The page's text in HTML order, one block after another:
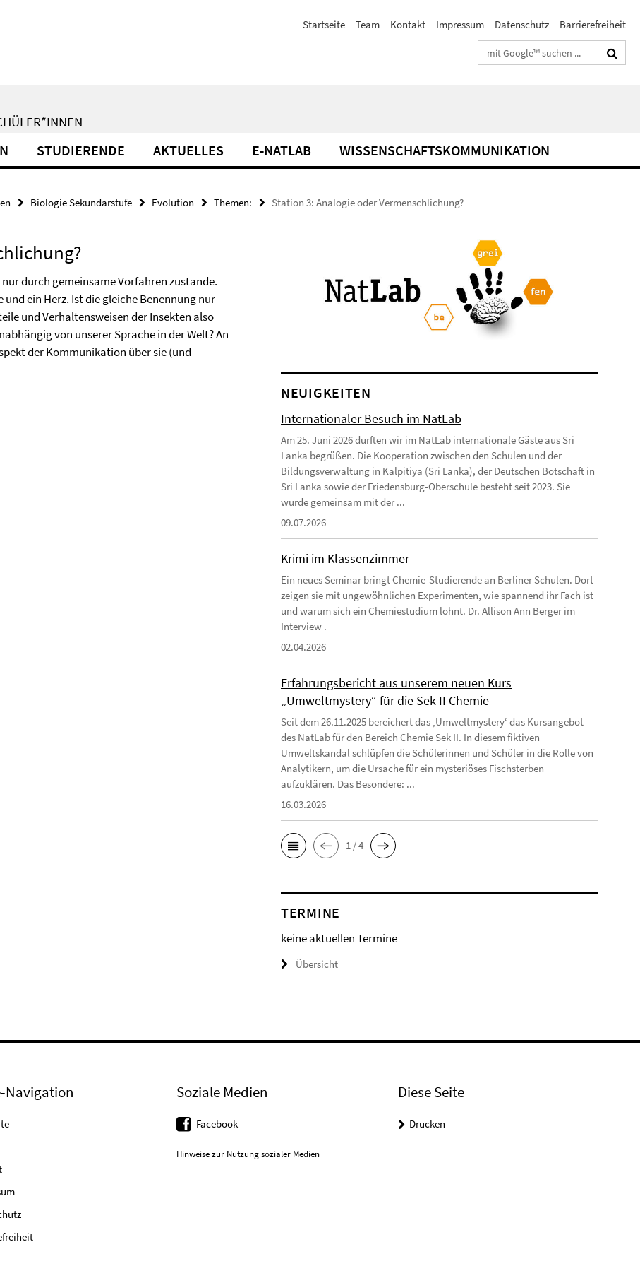
Startseite Team Kontakt Impressum Datenschutz
Barrierefreiheit
Suchbegriffe
STUDIERENDE AKTUELLES E-NATLAB WISSENSCHAFTSKOMMUNIKATION
Biologie Sekundarstufe Evolution Themen: Station 3: Analogie oder Vermenschlichung?
durch gemeinsame Vorfahren zustande.
ein Herz. Ist die gleiche Benennung nur
und Verhaltensweisen der Insekten also
von unserer Sprache in der Welt? An
der Kommunikation über sie (und
NEUIGKEITEN
Internationaler Besuch im NatLab
Am 25. Juni 2026 durften wir im NatLab internationale Gäste aus Sri
Lanka begrüßen. Die Kooperation zwischen den Schulen und der
Bildungsverwaltung in Kalpitiya (Sri Lanka), der Deutschen Botschaft in
Sri Lanka sowie der Friedensburg-Oberschule besteht seit 2023. Sie
wurde gemeinsam mit der ...
09.07.2026
Krimi im Klassenzimmer
Ein neues Seminar bringt Chemie-Studierende an Berliner Schulen. Dort
zeigen sie mit ungewöhnlichen Experimenten, wie spannend ihr Fach ist
und warum sich ein Chemiestudium lohnt. Dr. Allison Ann Berger im
Interview .
02.04.2026
Erfahrungsbericht aus unserem neuen Kurs
„Umweltmystery“ für die Sek II Chemie
Seit dem 26.11.2025 bereichert das ‚Umweltmystery‘ das Kursangebot
des NatLab für den Bereich Chemie Sek II. In diesem fiktiven
Umweltskandal schlüpfen die Schülerinnen und Schüler in die Rolle von
Analytikern, um die Ursache für ein mysteriöses Fischsterben
aufzuklären. Das Besondere: ...
16.03.2026
1 / 4
TERMINE
keine aktuellen Termine
Übersicht
Navigation Soziale Medien
Facebook
Hinweise zur Nutzung sozialer Medien
Diese Seite
Drucken